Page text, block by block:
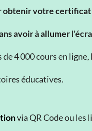
obtenir votre
avoir à allumer
4 000 cours en
éducatives.
via QR Code ou les